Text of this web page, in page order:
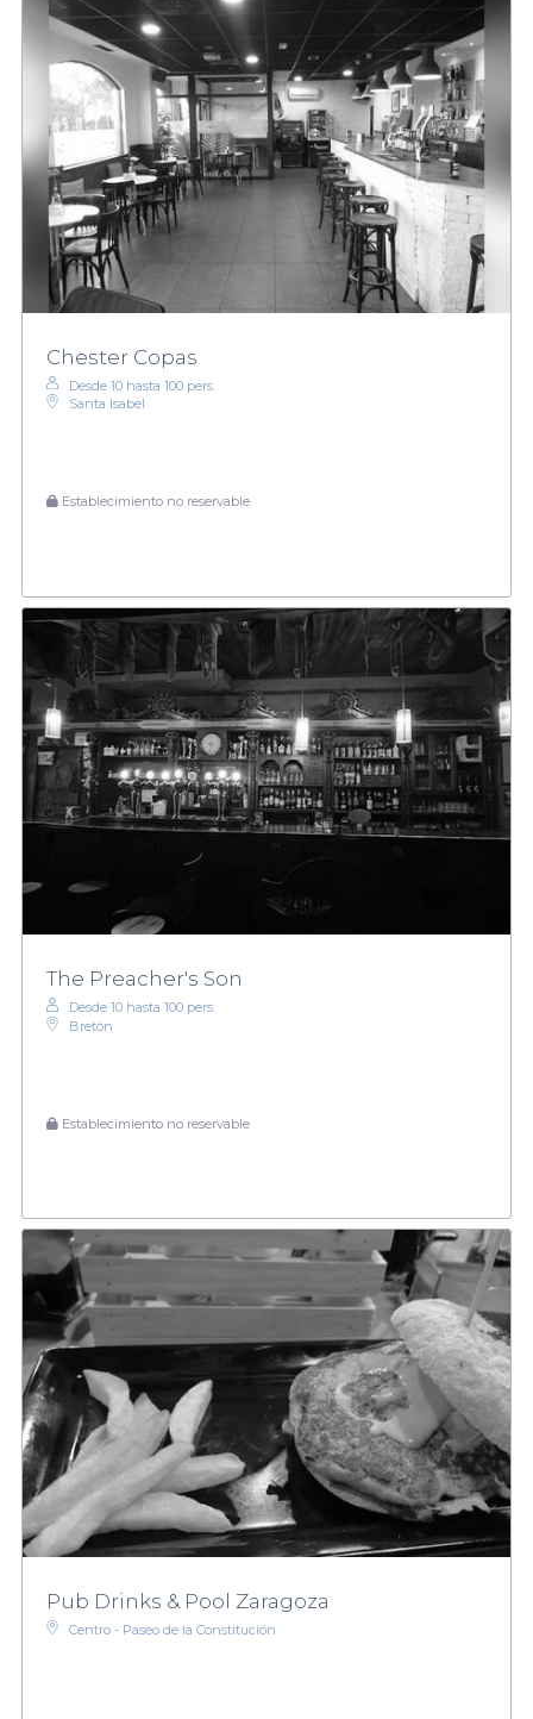
Chester Copas
Desde 10 hasta 100 pers.
Santa Isabel
Establecimiento no reservable
The Preacher's Son
Desde 10 hasta 100 pers.
Bretón
Establecimiento no reservable
Pub Drinks & Pool Zaragoza
Centro - Paseo de la Constitución